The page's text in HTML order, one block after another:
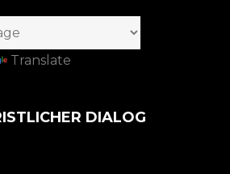
Translate
DIALOG